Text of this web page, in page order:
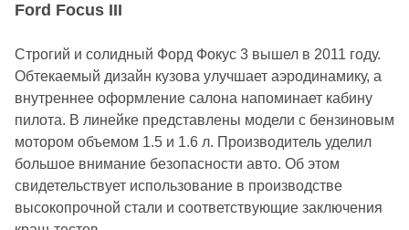
Ford Focus III
Строгий и солидный Форд Фокус 3 вышел в 2011 году.
Обтекаемый дизайн кузова улучшает аэродинамику, а
внутреннее оформление салона напоминает кабину
пилота. В линейке представлены модели с бензиновым
мотором объемом 1.5 и 1.6 л. Производитель уделил
большое внимание безопасности авто. Об этом
свидетельствует использование в производстве
высокопрочной стали и соответствующие заключения